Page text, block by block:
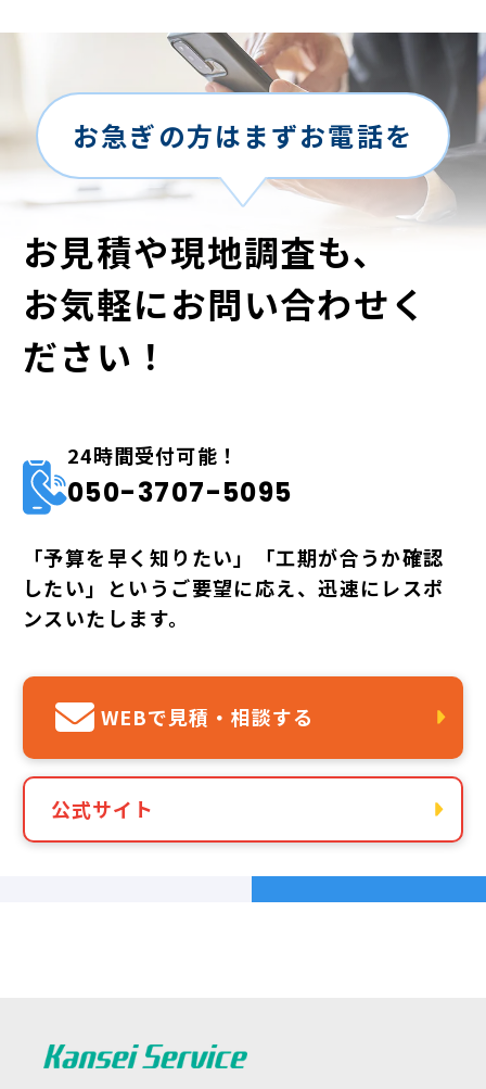
お急ぎの方はまずお電話を
お見積や現地調査も、
お気軽にお問い合わせく
ださい！
24時間受付可能！
050-3707-5095
「予算を早く知りたい」「工期が合うか確認
したい」というご要望に応え、迅速にレスポ
ンスいたします。
WEBで見積・相談する
公式サイト